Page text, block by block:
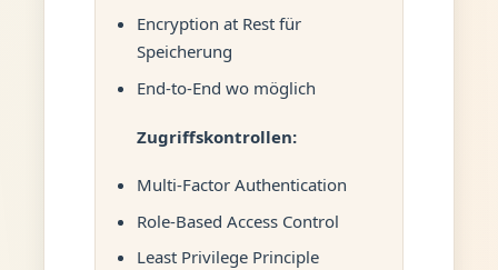
Encryption at Rest für
Speicherung
End-to-End wo möglich
Zugriffskontrollen:
Multi-Factor Authentication
Role-Based Access Control
Least Privilege Principle